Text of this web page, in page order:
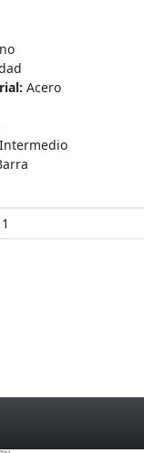
Acero
Intermedio